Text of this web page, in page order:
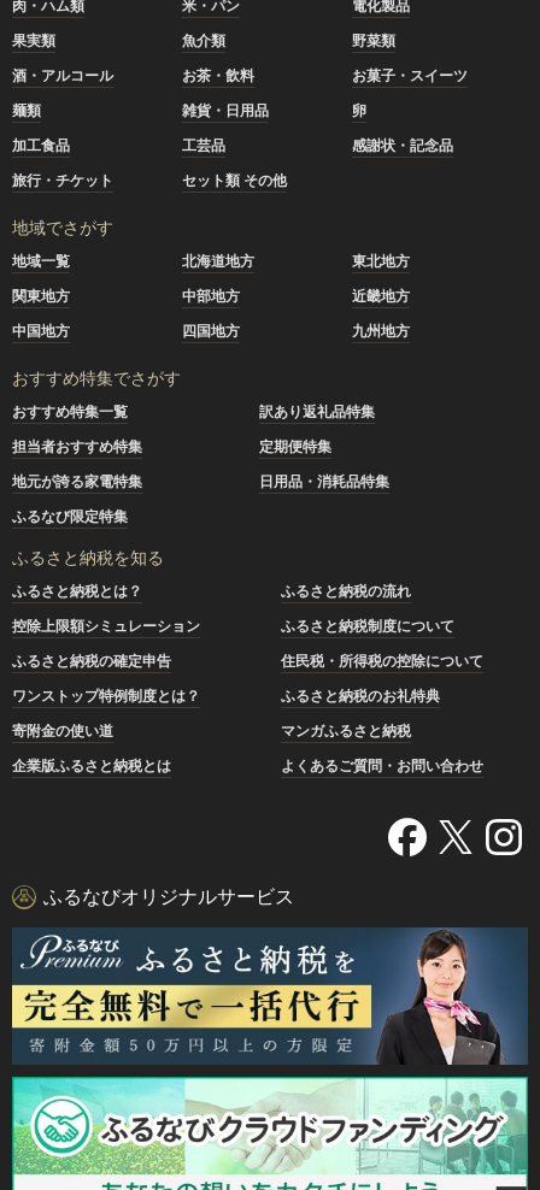
肉・ハム類 米・パン
電化製品
果実類
魚介類
野菜類
酒・アルコール
お茶・飲料
お菓子・スイーツ
麺類
雑貨・日用品
卵
加工食品
工芸品
感謝状・記念品
旅行・チケット
セット類 その他
地域でさがす
地域一覧 北海道地方
東北地方
関東地方
中部地方
近畿地方
中国地方
四国地方 九州地方
おすすめ特集でさがす
おすすめ特集一覧
訳あり返礼品特集
担当者おすすめ特集
定期便特集
地元が誇る家電特集
日用品・消耗品特集
ふるなび限定特集
ふるさと納税を知る
ふるさと納税とは？
ふるさと納税の流れ
控除上限額シミュレーション
ふるさと納税制度について
ふるさと納税の確定申告
住民税・所得税の控除について
ワンストップ特例制度とは？
ふるさと納税のお礼特典
寄附金の使い道
マンガふるさと納税
企業版ふるさと納税とは
よくあるご質問・お問い合わせ
ふるなびオリジナルサービス